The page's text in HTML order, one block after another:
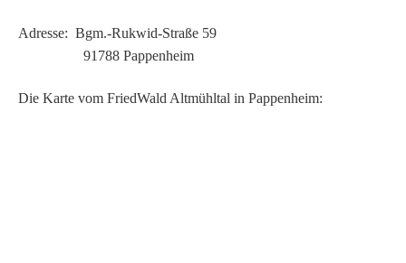
Adresse: Bgm.-Rukwid-Straße 59
91788 Pappenheim
Die Karte vom FriedWald Altmühltal in Pappenheim: